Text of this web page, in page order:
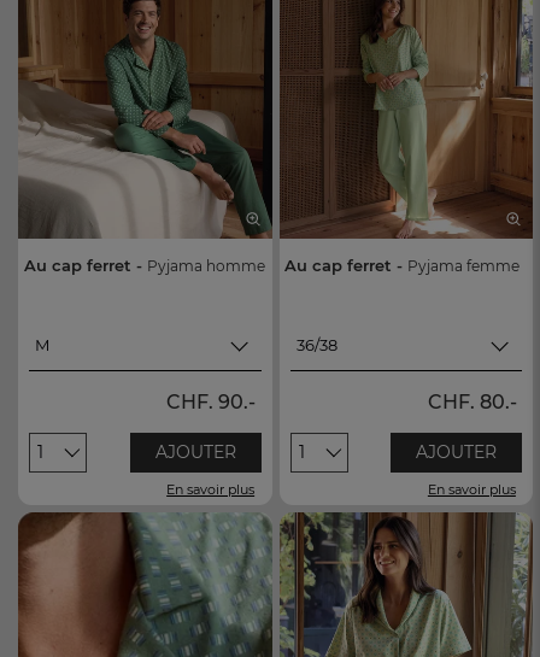
Au cap ferret - Pyjama homme
M
M
XL
CHF. 90.-
1 AJOUTER
En savoir plus
Au cap ferret - Pyjama femme
36/38
36/38
44/46
CHF. 80.-
1 AJOUTER
En savoir plus